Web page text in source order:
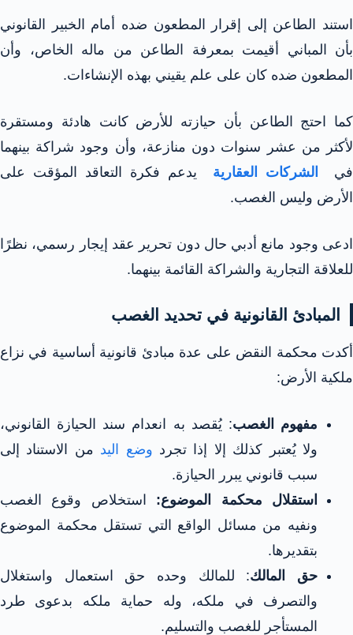
استند الطاعن إلى إقرار المطعون ضده أمام الخبير القانوني
بأن المباني أقيمت بمعرفة الطاعن من ماله الخاص، وأن
المطعون ضده كان على علم يقيني بهذه الإنشاءات.
كما احتج الطاعن بأن حيازته للأرض كانت هادئة ومستقرة
لأكثر من عشر سنوات دون منازعة، وأن وجود شراكة بينهما
في
الشركات العقارية يدعم فكرة التعاقد المؤقت على
الأرض وليس الغصب.
ادعى وجود مانع أدبي حال دون تحرير عقد إيجار رسمي، نظرًا
للعلاقة التجارية والشراكة القائمة بينهما.
المبادئ القانونية في تحديد الغصب
أكدت محكمة النقض على عدة مبادئ قانونية أساسية في نزاع
ملكية الأرض:
مفهوم الغصب: يُقصد به انعدام سند الحيازة القانوني،
ولا يُعتبر كذلك إلا إذا تجرد وضع اليد من الاستناد إلى
سبب قانوني يبرر الحيازة.
استقلال محكمة الموضوع: استخلاص وقوع الغصب
ونفيه من مسائل الواقع التي تستقل محكمة الموضوع
بتقديرها.
حق المالك: للمالك وحده حق استعمال واستغلال
والتصرف في ملكه، وله حماية ملكه بدعوى طرد
المستأجر للغصب والتسليم.